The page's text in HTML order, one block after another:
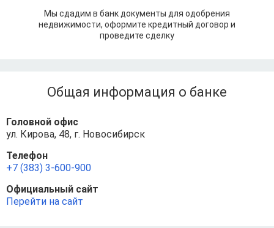
Мы сдадим в банк документы для одобрения
недвижимости, оформите кредитный договор и
проведите сделку
Общая информация о банке
Головной офис
ул. Кирова, 48, г. Новосибирск
Телефон
+7 (383) 3-600-900
Официальный сайт
Перейти на сайт